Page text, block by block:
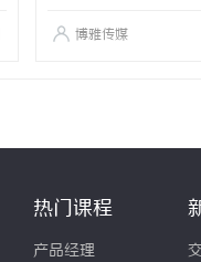
博雅传媒
热门课程
产品经理